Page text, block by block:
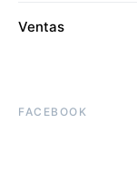
Ventas
FACEBOOK